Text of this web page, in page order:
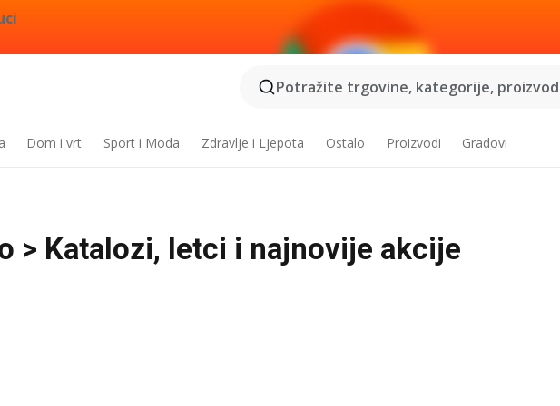
Potražite trgovine, kategorije,
Dom i vrt Sport i Moda Zdravlje i Ljepota Ostalo Proizvodi Gradovi
> Katalozi, letci i najnovije akcije